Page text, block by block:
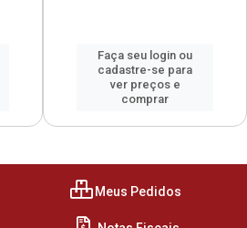
Faça seu login ou
cadastre-se para
ver preços e
comprar
Meus Pedidos